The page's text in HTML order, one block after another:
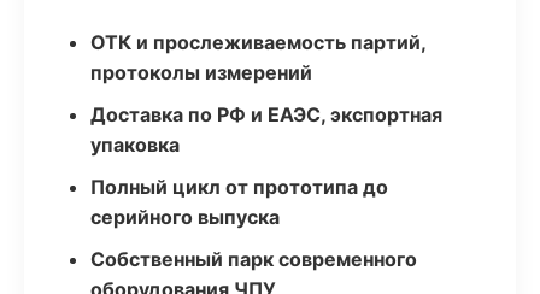
ОТК и прослеживаемость партий,
протоколы измерений
Доставка по РФ и ЕАЭС, экспортная
упаковка
Полный цикл от прототипа до
серийного выпуска
Собственный парк современного
оборудования ЧПУ